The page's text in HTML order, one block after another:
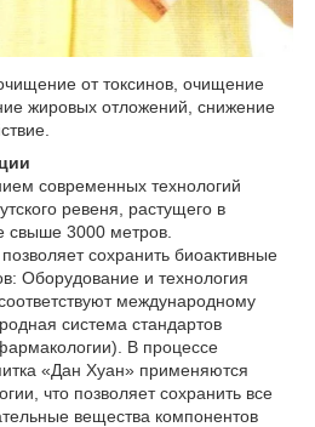
от токсинов, очищение
жировых отложений, снижение
современных технологий
ревеня, растущего в
свыше 3000 метров.
сохранить биоактивные
Оборудование и технология
международному
система стандартов
В процессе
«Дан Хуан» применяются
что позволяет сохранить все
вещества компонентов